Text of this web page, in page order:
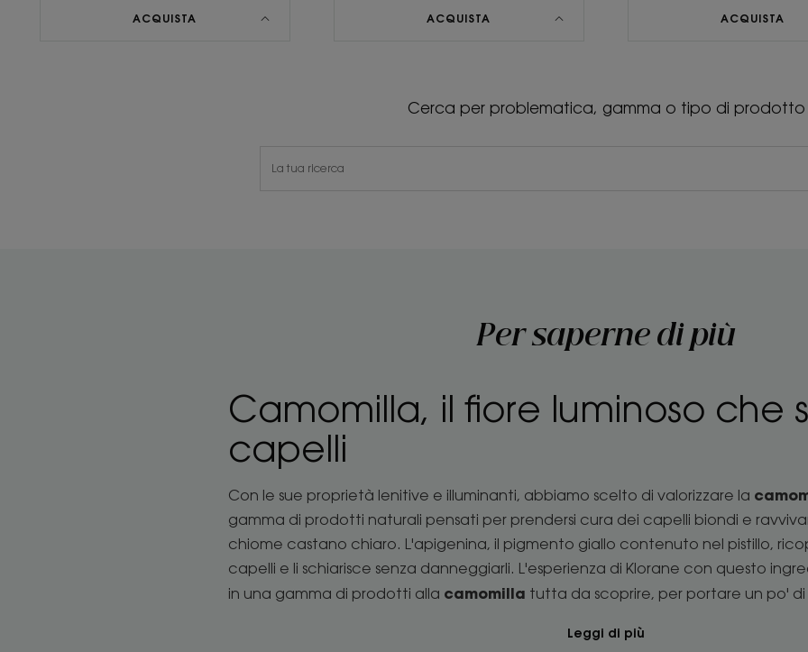
ACQUISTA ACQUISTA ACQUISTA
Cerca per problematica, gamma o tipo di prodotto
Per saperne di più
Camomilla, il fiore luminoso che
capelli
Con le sue proprietà lenitive e illuminanti, abbiamo scelto di valorizzare la
gamma di prodotti naturali pensati per prendersi cura dei capelli biondi e
chiome castano chiaro. L'apigenina, il pigmento giallo contenuto nel pistillo,
capelli e li schiarisce senza danneggiarli. L'esperienza di Klorane con questo
in una gamma di prodotti alla camomilla tutta da scoprire, per portare un po' di
Leggi di più